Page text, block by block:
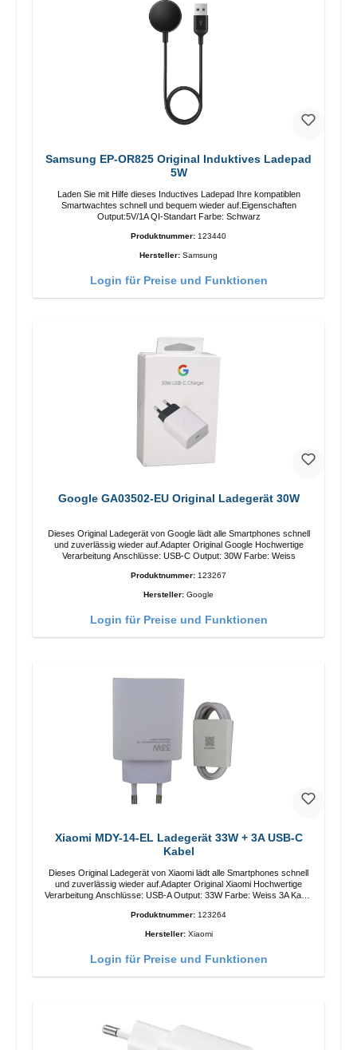
Samsung EP-OR825 Original Induktives Ladepad
5W
Laden Sie mit Hilfe dieses Inductives Ladepad Ihre kompatiblen
Smartwachtes schnell und bequem wieder auf.Eigenschaften
Output:5V/1A QI-Standart Farbe: Schwarz
Produktnummer: 123440
Hersteller: Samsung
Login für Preise und Funktionen
Google GA03502-EU Original Ladegerät 30W
Dieses Original Ladegerät von Google lädt alle Smartphones schnell
und zuverlässig wieder auf.Adapter Original Google Hochwertige
Verarbeitung Anschlüsse: USB-C Output: 30W Farbe: Weiss
Produktnummer: 123267
Hersteller: Google
Login für Preise und Funktionen
Xiaomi MDY-14-EL Ladegerät 33W + 3A USB-C
Kabel
Dieses Original Ladegerät von Xiaomi lädt alle Smartphones schnell
und zuverlässig wieder auf.Adapter Original Xiaomi Hochwertige
Verarbeitung Anschlüsse: USB-A Output: 33W Farbe: Weiss 3A Kabel
Produktnummer: 123264
Hersteller: Xiaomi
Login für Preise und Funktionen